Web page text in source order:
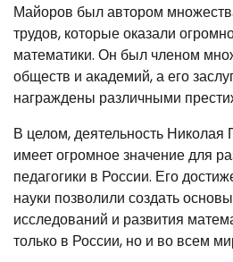
Майоров был автором
трудов, которые оказали
математики. Он был членом
обществ и академий, а его
награждены различными
В целом, деятельность
имеет огромное значение для
педагогики в России. Его
науки позволили создать
исследований и развития
только в России, но и во всем